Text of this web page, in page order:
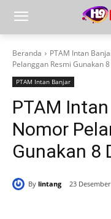
Beranda PTAM Intan
Pelanggan Resmi Gunakan
PTAM Intan Banjar
PTAM
Nomor
Gunakan 8
By lintang 23